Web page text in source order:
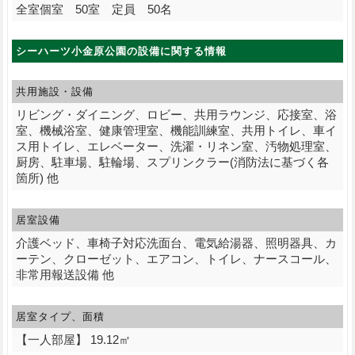
全室個室 50室 定員 50名
シーハーツ小金原公園の設備に関する情報
共用施設・設備
リビング・ダイニング、ロビー、共用ラウンジ、応接室、浴
室、機械浴室、健康管理室、機能訓練室、共用トイレ、車イ
ス用トイレ、エレベーター、洗濯・リネン室、汚物処理室、
厨房、駐車場、駐輪場、スプリンクラー(消防法に基づく各
箇所) 他
居室設備
介護ベッド、車椅子対応洗面台、電気給湯器、照明器具、カ
ーテン、クローゼット、エアコン、トイレ、ナースコール、
非常用報送設備 他
居室タイプ、面積
【一人部屋】 19.12㎡